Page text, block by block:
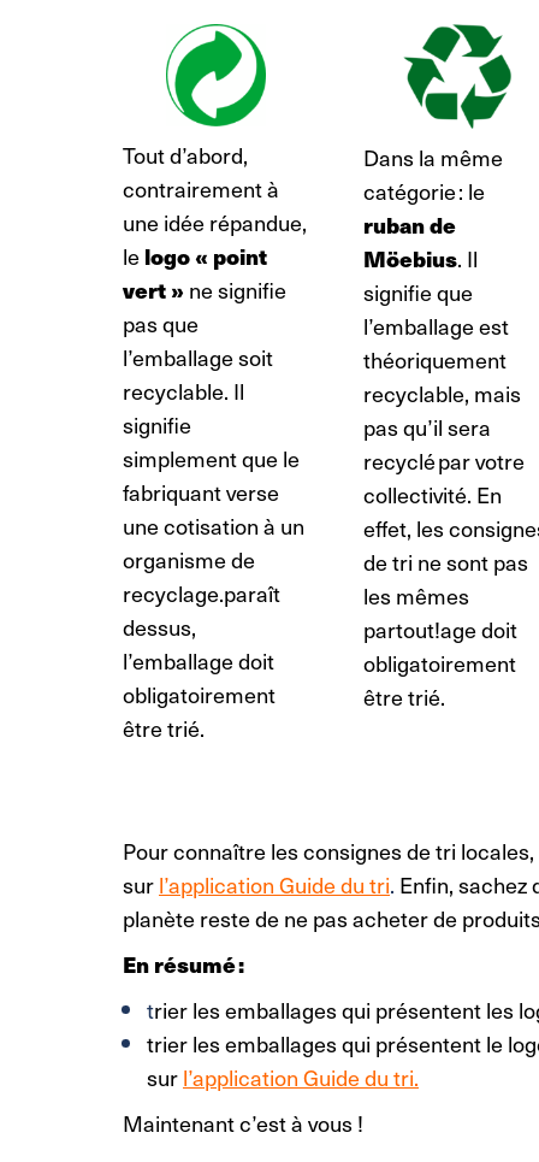
Tout d’abord,
contrairement à
une idée répandue,
lelogo « point
vert » ne signifie
pas que
l’emballage soit
recyclable. Il
signifie
simplement que le
fabriquant verse
une cotisation à un
organisme de
recyclage.paraît
dessus,
l’emballage doit
obligatoirement
être trié.
Dans la même
catégorie : le
ruban de
Möebius. Il
signifie que
l’emballage est
théoriquement
recyclable, mais
pas qu’il sera
recyclé par votre
collectivité. En
effet, les
de tri ne sont pas
les mêmes
partout!age doit
obligatoirement
être trié.
Pour connaître les consignes de tri
surl’application Guide du tri. Enfin, sachez
planète reste de ne pas acheter de
En résumé :
trier les emballages qui présentent les
trier les emballages qui présentent le
surl’application Guide du tri.
Maintenant c’est à vous !